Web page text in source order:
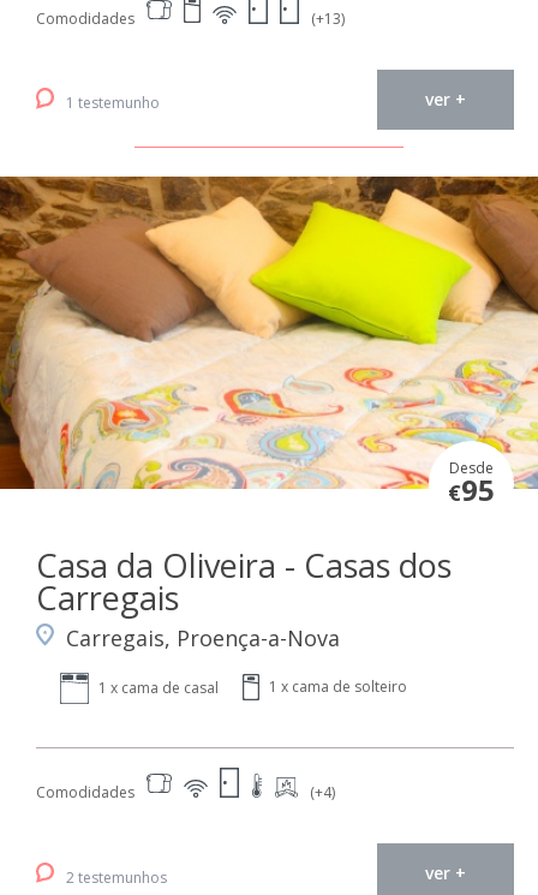
Comodidades (+13)
1 testemunho ver +
Desde
€95
Casa da Oliveira - Casas dos
Carregais
Carregais, Proença-a-Nova
1 x cama de casal 1 x cama de solteiro
Comodidades (+4)
2 testemunhos ver +